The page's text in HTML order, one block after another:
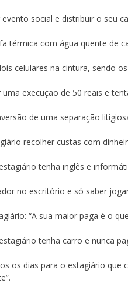
evento social e distribuir o seu
térmica com água quente de
celulares na cintura, sendo
uma execução de 50 reais e
de uma separação
recolher custas com
tenha inglês e
no escritório e só saber
“A sua maior paga é o
tenha carro e nunca
os dias para o estagiário que